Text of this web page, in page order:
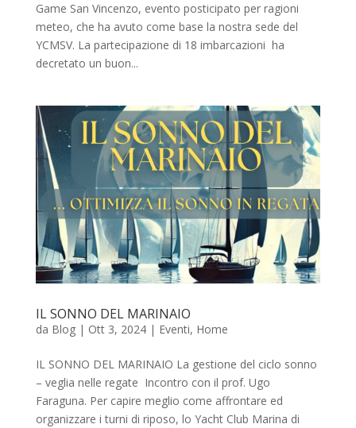
Game San Vincenzo, evento posticipato per ragioni
meteo, che ha avuto come base la nostra sede del
YCMSV. La partecipazione di 18 imbarcazioni ha
decretato un buon...
IL SONNO DEL MARINAIO
da Blog| Ott 3, 2024| Eventi, Home
IL SONNO DEL MARINAIO La gestione del ciclo sonno
– veglia nelle regate Incontro con il prof. Ugo
Faraguna. Per capire meglio come affrontare ed
organizzare i turni di riposo, lo Yacht Club Marina di